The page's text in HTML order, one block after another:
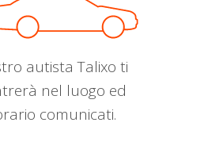
autista Talixo ti
nel luogo ed
comunicati.